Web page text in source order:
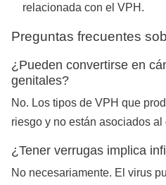
relacionada con el VPH.
Preguntas frecuentes
¿Pueden convertirse en
genitales?
No. Los tipos de VPH que
riesgo y no están asociados al
¿Tener verrugas implica
No necesariamente. El virus